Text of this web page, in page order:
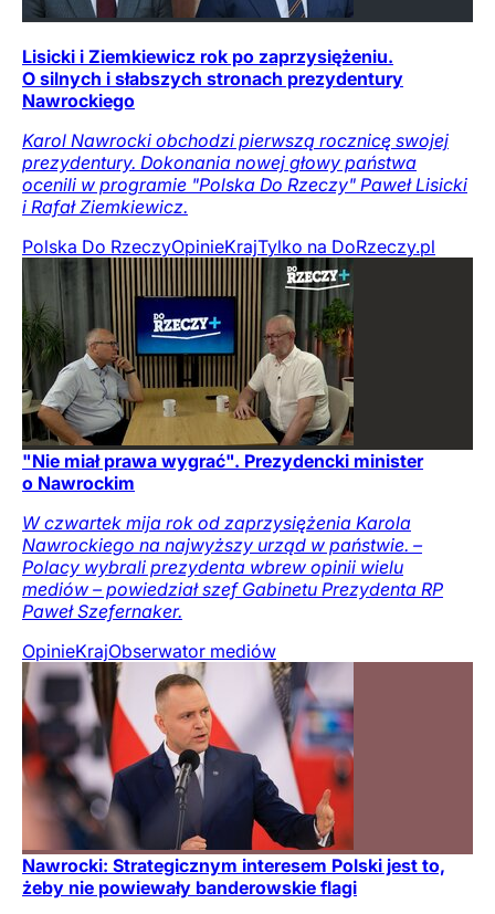
Lisicki i Ziemkiewicz rok po zaprzysiężeniu.
O silnych i słabszych stronach prezydentury
Nawrockiego
Karol Nawrocki obchodzi pierwszą rocznicę swojej
prezydentury. Dokonania nowej głowy państwa
ocenili w programie "Polska Do Rzeczy" Paweł Lisicki
i Rafał Ziemkiewicz.
Polska Do RzeczyOpinieKrajTylko na DoRzeczy.pl
"Nie miał prawa wygrać". Prezydencki minister
o Nawrockim
W czwartek mija rok od zaprzysiężenia Karola
Nawrockiego na najwyższy urząd w państwie. –
Polacy wybrali prezydenta wbrew opinii wielu
mediów – powiedział szef Gabinetu Prezydenta RP
Paweł Szefernaker.
OpinieKrajObserwator mediów
Nawrocki: Strategicznym interesem Polski jest to,
żeby nie powiewały banderowskie flagi